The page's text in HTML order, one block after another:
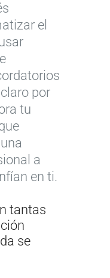
el
por
tu
a
en ti.
tantas
se